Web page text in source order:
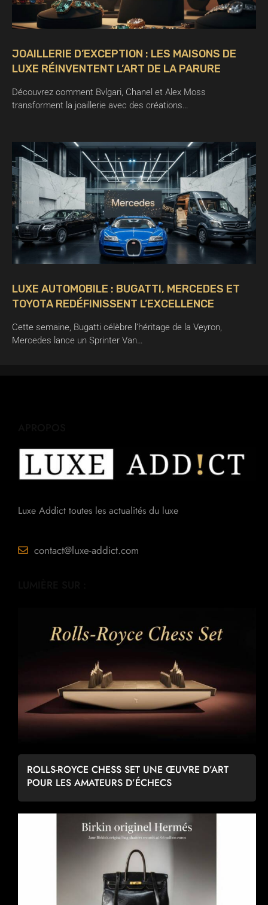
JOAILLERIE D’EXCEPTION : LES MAISONS DE
LUXE RÉINVENTENT L’ART DE LA PARURE
Découvrez comment Bvlgari, Chanel et Alex Moss
transforment la joaillerie avec des créations…
LUXE AUTOMOBILE : BUGATTI, MERCEDES ET
TOYOTA REDÉFINISSENT L’EXCELLENCE
Cette semaine, Bugatti célèbre l’héritage de la Veyron,
Mercedes lance un Sprinter Van…
Luxe Addict toutes les actualités du luxe
contact@luxe-addict.com
ROLLS-ROYCE CHESS SET UNE ŒUVRE D’ART
POUR LES AMATEURS D’ÉCHECS